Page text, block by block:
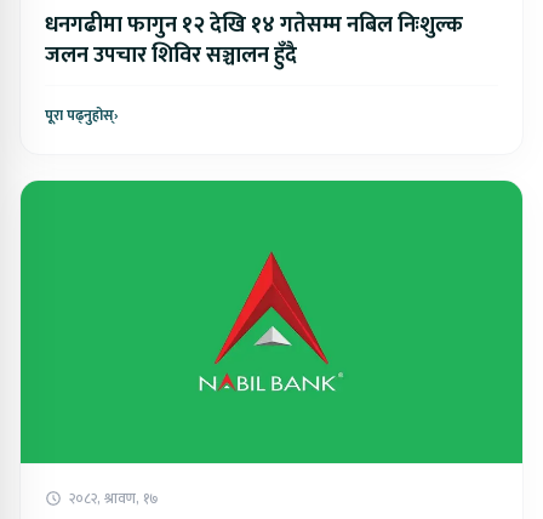
धनगढीमा फागुन १२ देखि १४ गतेसम्म नबिल निःशुल्क
जलन उपचार शिविर सञ्चालन हुँदै
पूरा पढ्नुहोस्›
२०८२, श्रावण, १७